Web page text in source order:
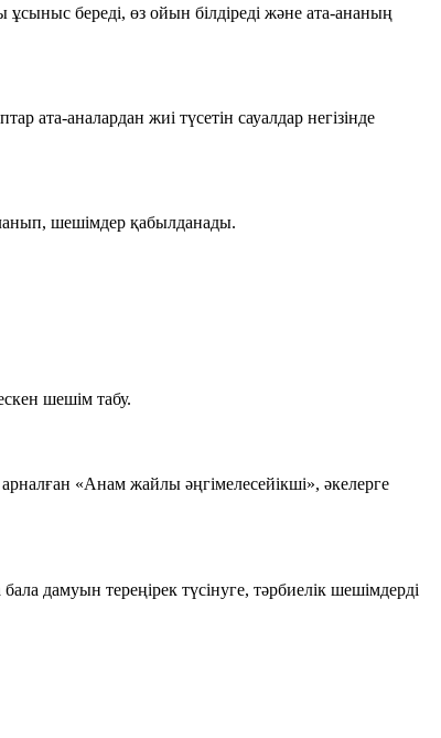
береді, өз ойын білдіреді және ата-ананың
ата-аналардан жиі түсетін сауалдар негізінде
шешімдер қабылданады.
шешім табу.
«Анам жайлы әңгімелесейікші», әкелерге
дамуын тереңірек түсінуге, тәрбиелік шешімдерді